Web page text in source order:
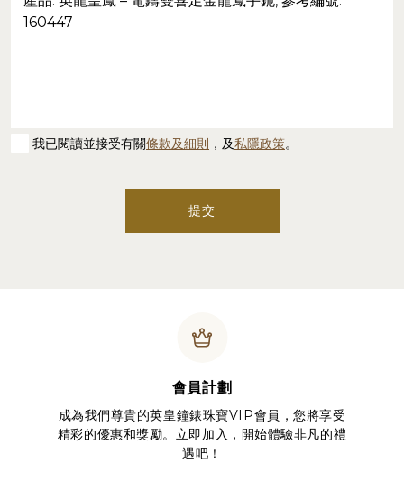
我已閱讀並接受有關條款及細則 ，及私隱政策。
提交
會員計劃
成為我們尊貴的英皇鐘錶珠寶VIP會員，您將享受
精彩的優惠和獎勵。立即加入，開始體驗非凡的禮
遇吧！